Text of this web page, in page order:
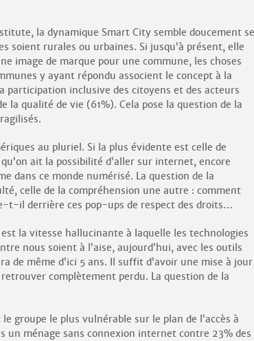
la dynamique Smart City semble doucement se
soient rurales ou urbaines. Si jusqu’à présent, elle
image de marque pour une commune, les choses
y ayant répondu associent le concept à la
participation inclusive des citoyens et des acteurs
la qualité de vie (61%). Cela pose la question de la
au pluriel. Si la plus évidente est celle de
ait la possibilité d’aller sur internet, encore
dans ce monde numérisé. La question de la
celle de la compréhension une autre : comment
t-il derrière ces pop-ups de respect des droits…
la vitesse hallucinante à laquelle les technologies
nous soient à l’aise, aujourd’hui, avec les outils
de même d’ici 5 ans. Il suffit d’avoir une mise à jour
complètement perdu. La question de la
groupe le plus vulnérable sur le plan de l’accès à
un ménage sans connexion internet contre 23% des